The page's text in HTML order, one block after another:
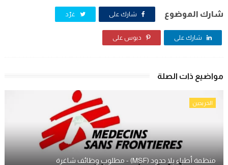
شارك الموضوع شارك على غرّد
شارك على دبوس على
مواضيع ذات الصلة
الخريجين
منظمة أطباء بلا حدود (MSF) - مطلوب وظائف شاغرة